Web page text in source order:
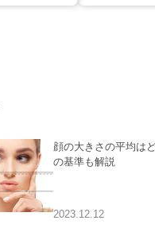
顔の大きさの平均は
の基準も解説
2023.12.12